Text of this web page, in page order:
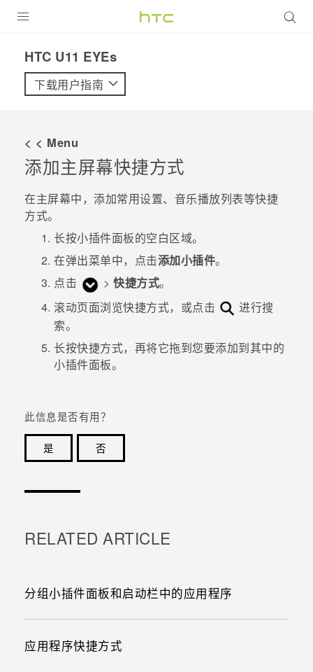
VIVE
支持帮助
在线客服
HTC U11 EYEs‎
下载用户指南
< < Menu
添加主屏幕快捷方式
在主屏幕中，添加常用设置、音乐播放列表等快捷
方式。
长按小插件面板的空白区域。
在弹出菜单中，点击添加小插件。
点击
> 快捷方式。
滚动页面浏览快捷方式，或点击
进行搜
索。
长按快捷方式，再将它拖到您要添加到其中的
小插件面板。
此信息是否有用？
是
否
RELATED ARTICLE
分组小插件面板和启动栏中的应用程序
应用程序快捷方式